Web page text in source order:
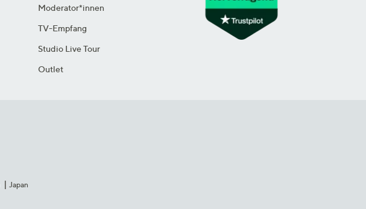
Moderator*innen
TV-Empfang
Studio Live Tour
Outlet
Japan